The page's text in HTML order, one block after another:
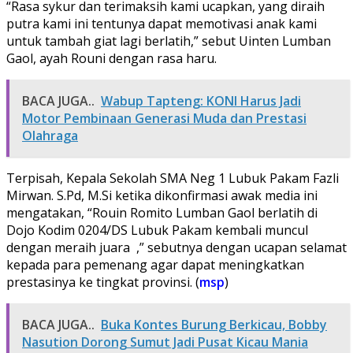
“Rasa sykur dan terimaksih kami ucapkan, yang diraih
putra kami ini tentunya dapat memotivasi anak kami
untuk tambah giat lagi berlatih,” sebut Uinten Lumban
Gaol, ayah Rouni dengan rasa haru.
BACA JUGA.. Wabup Tapteng: KONI Harus Jadi
Motor Pembinaan Generasi Muda dan Prestasi
Olahraga
Terpisah, Kepala Sekolah SMA Neg 1 Lubuk Pakam Fazli
Mirwan. S.Pd, M.Si ketika dikonfirmasi awak media ini
mengatakan, “Rouin Romito Lumban Gaol berlatih di
Dojo Kodim 0204/DS Lubuk Pakam kembali muncul
dengan meraih juara ,” sebutnya dengan ucapan selamat
kepada para pemenang agar dapat meningkatkan
prestasinya ke tingkat provinsi. (msp)
BACA JUGA.. Buka Kontes Burung Berkicau, Bobby
Nasution Dorong Sumut Jadi Pusat Kicau Mania